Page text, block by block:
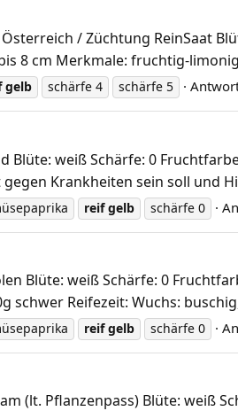
/ Züchtung ReinSaat
8 cm Merkmale: fruchtig-
gelb schärfe 4 schärfe 5
Blüte: weiß Schärfe: 0
Krankheiten sein soll und
reif gelb schärfe 0
Blüte: weiß Schärfe: 0
schwer Reifezeit: Wuchs:
reif gelb schärfe 0
(lt. Pflanzenpass) Blüte: weiß